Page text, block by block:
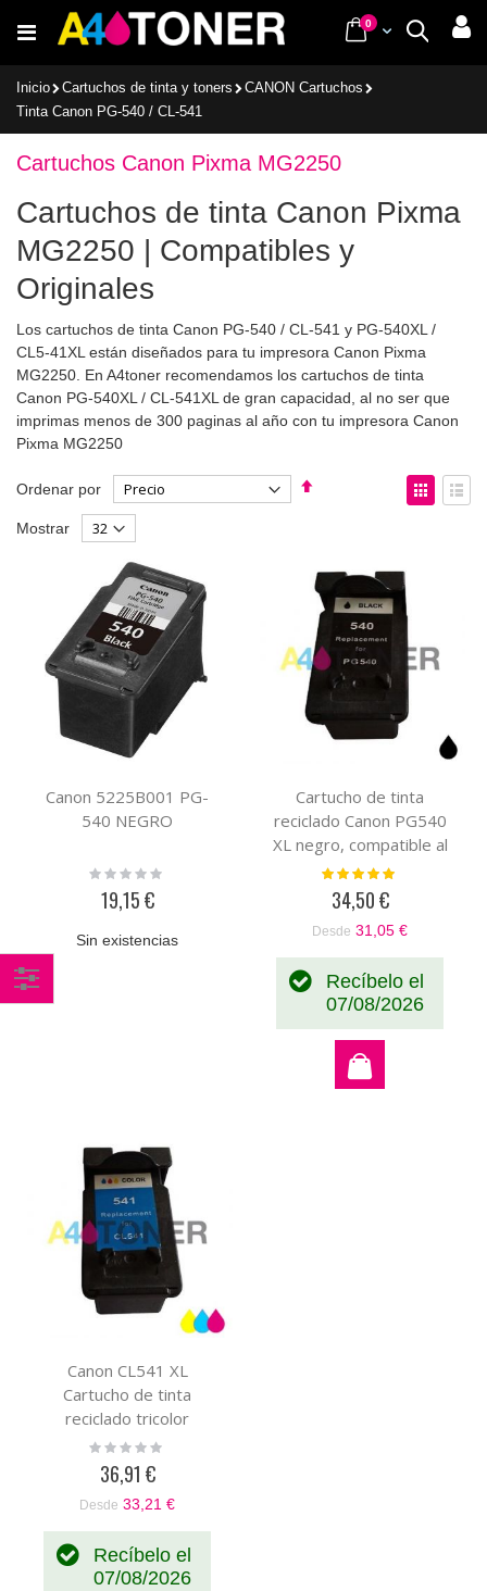
al
Buscar
Cart
0items
Inicio Cartuchos de tinta y toners
CANON Cartuchos
Tinta Canon PG-540 / CL-541
Cartuchos Canon Pixma MG2250
Cartuchos de tinta Canon Pixma
MG2250 | Compatibles y
Originales
Los cartuchos de tinta Canon PG-540 / CL-541 y PG-540XL /
CL5-41XL están diseñados para tu impresora Canon Pixma
MG2250. En A4toner recomendamos los cartuchos de tinta
Canon PG-540XL / CL-541XL de gran capacidad, al no ser que
imprimas menos de 300 paginas al año con tu impresora Canon
Pixma MG2250
Ordenar por
Fijar
Ver
como
Mostrar
Canon 5225B001 PG-
540 NEGRO
Rating:
19,15 €
Sin existencias
Cartucho de tinta
reciclado Canon PG540
XL negro, compatible al
cartucho original Canon
5222B005
Valoración:
34,50 €
Desde 31,05 €
Recíbelo el
07/08/2026
Canon CL541 XL
Cartucho de tinta
reciclado tricolor
compatible al cartucho
original Canon 5226B005
Rating:
36,91 €
Desde 33,21 €
Recíbelo el
07/08/2026
Comprar